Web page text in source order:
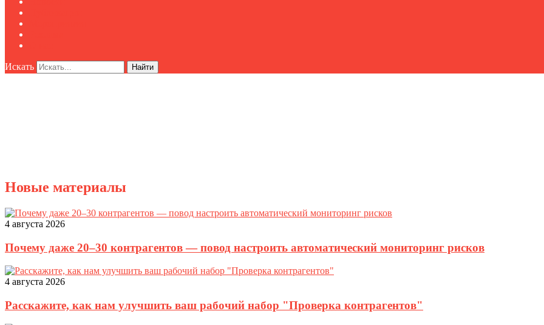
Искать Найти
Новые материалы
4 августа 2026
Почему даже 20–30 контрагентов — повод настроить автоматический мониторинг рисков
4 августа 2026
Расскажите, как нам улучшить ваш рабочий набор "Проверка контрагентов"